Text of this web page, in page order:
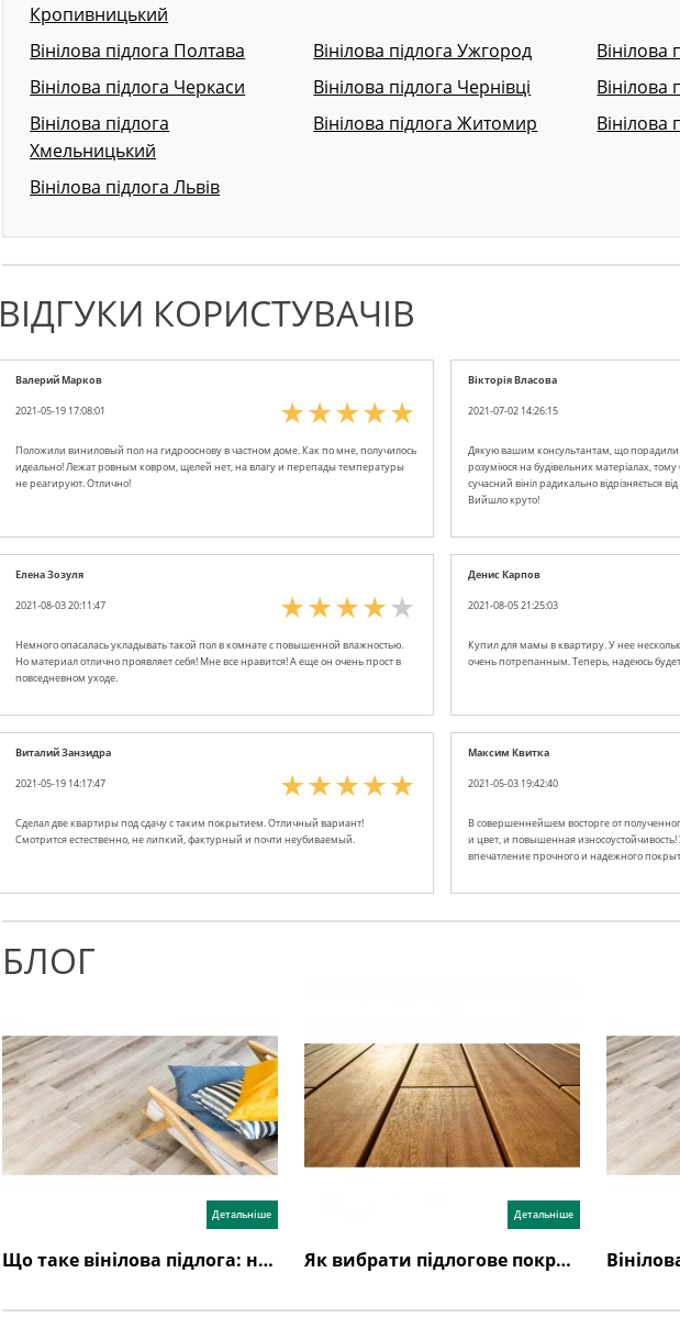
Кропивницький
Вінілова підлога Полтава Вінілова підлога Ужгород
Вінілова
Вінілова підлога Черкаси
Вінілова підлога Чернівці
Вінілова
Вінілова підлога
Хмельницький
Вінілова підлога Житомир Вінілова
Вінілова підлога Львів
ВІДГУКИ КОРИСТУВАЧІВ
Валерий Марков
2021-05-19 17:08:01
Положили виниловый пол на гидрооснову в частном доме. Как по мне, получилось
идеально! Лежат ровным ковром, щелей нет, на влагу и перепады температуры
не реагируют. Отлично!
Вікторія Власова
2021-07-02 14:26:15
Дякую вашим консультантам, що порадили
розуміюся на будівельних матеріалах,
сучасний вініл радикально відрізняється
Вийшло круто!
Елена Зозуля
2021-08-03 20:11:47
Немного опасалась укладывать такой пол в комнате с повышенной влажностью.
Но материал отлично проявляет себя! Мне все нравится! А еще он очень прост в
повседневном уходе.
Денис Карпов
2021-08-05 21:25:03
Купил для мамы в квартиру. У нее
очень потрепанным. Теперь, надеюсь
Виталий Занзидра
2021-05-19 14:17:47
Сделал две квартиры под сдачу с таким покрытием. Отличный вариант!
Смотрится естественно, не липкий, фактурный и почти неубиваемый.
Максим Квитка
2021-05-03 19:42:40
В совершеннейшем восторге от
и цвет, и повышенная
впечатление прочного и надежного
БЛОГ
Детальніше
Що таке вінілова підлога: недоліки, переваги, відгуки, як обрати?
Детальніше
Як вибрати підлогове покриття?